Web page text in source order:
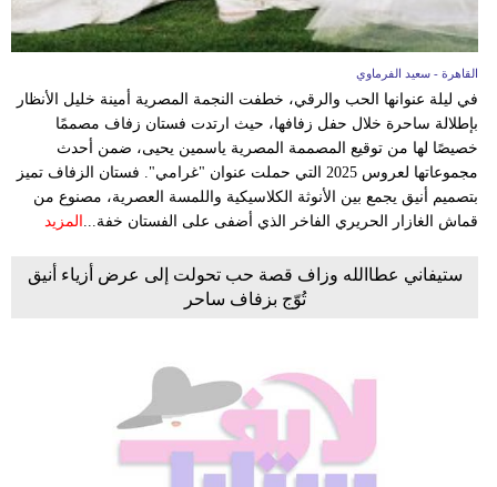
القاهرة - سعيد الفرماوي
في ليلة عنوانها الحب والرقي، خطفت النجمة المصرية أمينة خليل الأنظار
بإطلالة ساحرة خلال حفل زفافها، حيث ارتدت فستان زفاف مصممًا
خصيصًا لها من توقيع المصممة المصرية ياسمين يحيى، ضمن أحدث
مجموعاتها لعروس 2025 التي حملت عنوان "غرامي". فستان الزفاف تميز
بتصميم أنيق يجمع بين الأنوثة الكلاسيكية واللمسة العصرية، مصنوع من
قماش الغازار الحريري الفاخر الذي أضفى على الفستان خفة... المزيد
ستيفاني عطاالله وزاف قصة حب تحولت إلى عرض أزياء أنيق
تُوّج بزفاف ساحر